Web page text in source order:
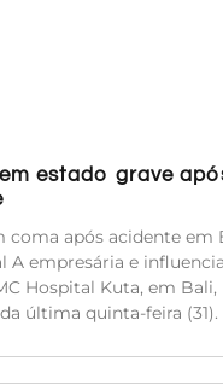
estado grave
coma após acidente
A empresária e
Hospital Kuta, em
última quinta-feira